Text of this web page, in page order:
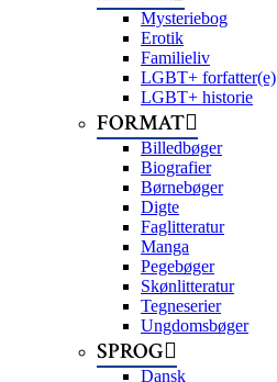
Mysteriebog
Erotik
Familieliv
LGBT+ forfatter(e)
LGBT+ historie
FORMAT
Billedbøger
Biografier
Børnebøger
Digte
Faglitteratur
Manga
Pegebøger
Skønlitteratur
Tegneserier
Ungdomsbøger
SPROG
Dansk